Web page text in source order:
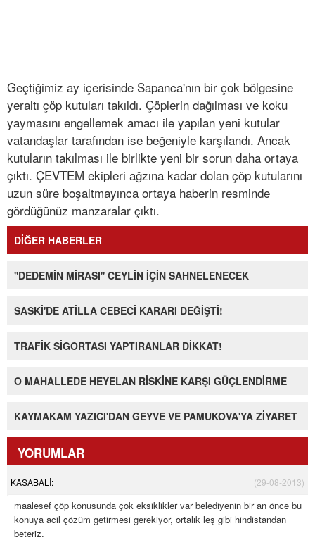
Geçtiğimiz ay içerisinde Sapanca'nın bir çok bölgesine
yeraltı çöp kutuları takıldı. Çöplerin dağılması ve koku
yaymasını engellemek amacı ile yapılan yeni kutular
vatandaşlar tarafından ise beğeniyle karşılandı. Ancak
kutuların takılması ile birlikte yeni bir sorun daha ortaya
çıktı. ÇEVTEM ekipleri ağzına kadar dolan çöp kutularını
uzun süre boşaltmayınca ortaya haberin resminde
gördüğünüz manzaralar çıktı.
DİĞER HABERLER
''DEDEMİN MİRASI'' CEYLİN İÇİN SAHNELENECEK
SASKİ'DE ATİLLA CEBECİ KARARI DEĞİŞTİ!
TRAFİK SİGORTASI YAPTIRANLAR DİKKAT!
O MAHALLEDE HEYELAN RİSKİNE KARŞI GÜÇLENDİRME
KAYMAKAM YAZICI'DAN GEYVE VE PAMUKOVA'YA ZİYARET
YORUMLAR
KASABALİ: (29-08-2013)
maalesef çöp konusunda çok eksiklikler var belediyenin bir an önce bu
konuya acil çözüm getirmesi gerekiyor, ortalık leş gibi hindistandan
beteriz.